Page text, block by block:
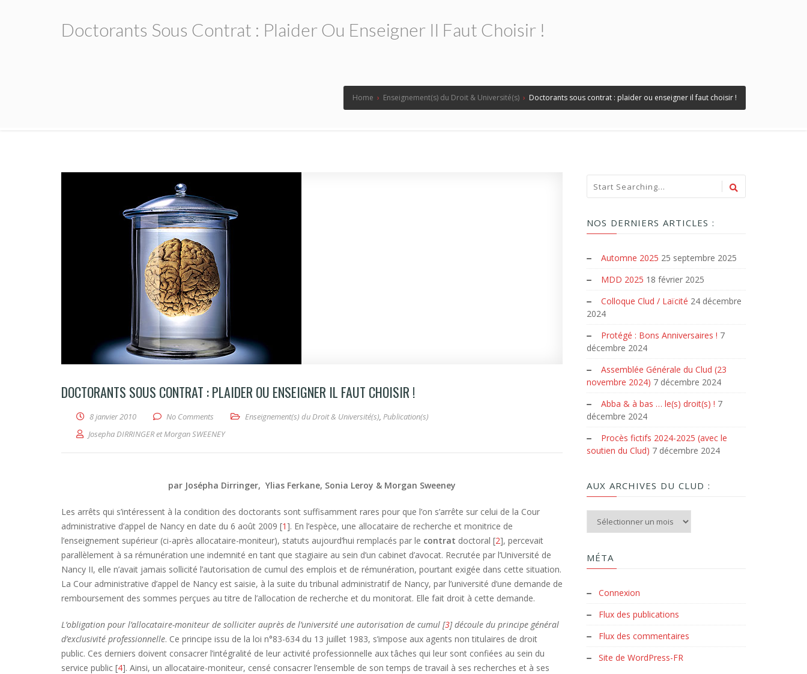
Doctorants Sous Contrat : Plaider Ou Enseigner Il Faut Choisir !
Home › Enseignement(s) du Droit & Université(s) › Doctorants sous contrat : plaider ou enseigner il faut choisir !
DOCTORANTS SOUS CONTRAT : PLAIDER OU ENSEIGNER IL FAUT CHOISIR !
8 janvier 2010 No Comments Enseignement(s) du Droit & Université(s), Publication(s)
Josepha DIRRINGER et Morgan SWEENEY
par Josépha Dirringer, Ylias Ferkane, Sonia Leroy & Morgan Sweeney
Les arrêts qui s’intéressent à la condition des doctorants sont suffisamment rares pour que l’on s’arrête sur celui de la Cour
administrative d’appel de Nancy en date du 6 août 2009 [1]. En l’espèce, une allocataire de recherche et monitrice de
l’enseignement supérieur (ci-après allocataire-moniteur), statuts aujourd’hui remplacés par le contrat doctoral [2], percevait
parallèlement à sa rémunération une indemnité en tant que stagiaire au sein d’un cabinet d’avocat. Recrutée par l’Université de
Nancy II, elle n’avait jamais sollicité l’autorisation de cumul des emplois et de rémunération, pourtant exigée dans cette situation.
La Cour administrative d’appel de Nancy est saisie, à la suite du tribunal administratif de Nancy, par l’université d’une demande de
remboursement des sommes perçues au titre de l’allocation de recherche et du monitorat. Elle fait droit à cette demande.
L’obligation pour l’allocataire-moniteur de solliciter auprès de l’université une autorisation de cumul [3] découle du principe général
d’exclusivité professionnelle. Ce principe issu de la loi n°83-634 du 13 juillet 1983, s’impose aux agents non titulaires de droit
public. Ces derniers doivent consacrer l’intégralité de leur activité professionnelle aux tâches qui leur sont confiées au sein du
service public [4]. Ainsi, un allocataire-moniteur, censé consacrer l’ensemble de son temps de travail à ses recherches et à ses
NOS DERNIERS ARTICLES :
Automne 2025 25 septembre 2025
MDD 2025 18 février 2025
Colloque Clud / Laïcité 24 décembre
2024
Protégé : Bons Anniversaires ! 7
décembre 2024
Assemblée Générale du Clud (23
novembre 2024) 7 décembre 2024
Abba & à bas … le(s) droit(s) ! 7
décembre 2024
Procès fictifs 2024-2025 (avec le
soutien du Clud) 7 décembre 2024
AUX ARCHIVES DU CLUD :
Aux archives du Clud :
MÉTA
Connexion
Flux des publications
Flux des commentaires
Site de WordPress-FR